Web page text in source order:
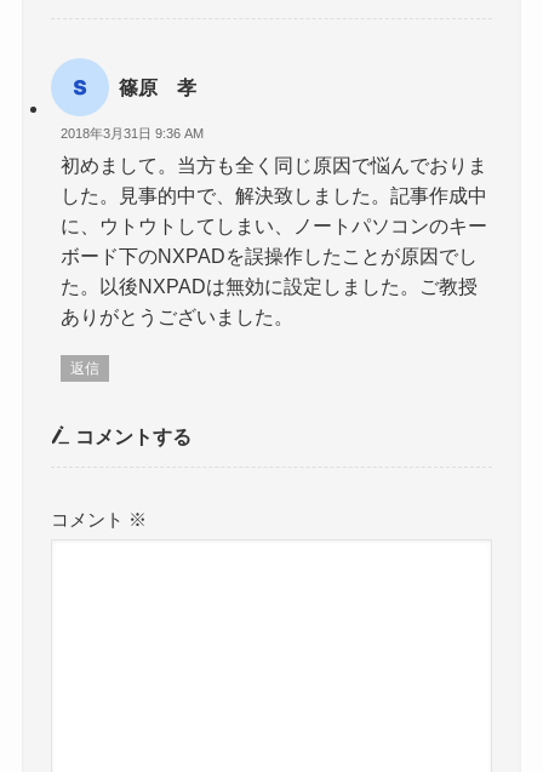
篠原 孝
2018年3月31日 9:36 AM
初めまして。当方も全く同じ原因で悩んでおりま
した。見事的中で、解決致しました。記事作成中
に、ウトウトしてしまい、ノートパソコンのキー
ボード下のNXPADを誤操作したことが原因でし
た。以後NXPADは無効に設定しました。ご教授
ありがとうございました。
返信
コメントする
コメント ※